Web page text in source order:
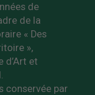
de
de la
« Des
»,
d’Art et
conservée par